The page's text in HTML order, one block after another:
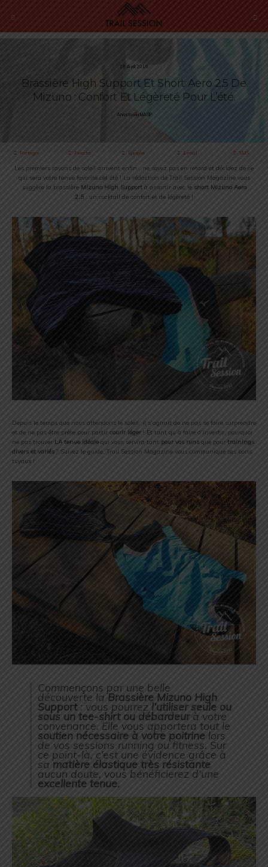
18 Avril 2018
Brassière High Support Et Short Aero 2.5 De
Mizuno : Confort Et Légèreté Pour L’été.
Anastasiia MASIP
Partager Tweeter Épingler E-mail SMS
Les premiers rayons de soleil arrivent enfin : ne soyez pas en retard et décidez de ce
qui sera votre tenue favorite cet été ! La rédaction de Trail Session Magazine vous
suggère la brassière Mizuno High Support à assortir avec leshort Mizuno Aero
2.5 : un cocktail de confort et de légèreté !
Depuis le temps que nous attendons le soleil, il s’agirait de ne pas se faire surprendre
et de ne pas être prête pour partir courir léger ! Et tant qu’à faire d’investir, pourquoi
ne pas trouver LA tenue idéale qui vous servira tant pour vos runs que pour trainings
divers et variés ? Suivez le guide, Trail Session Magazine vous communique ses bons
tuyaux !
Commençons par une belle
découverte laBrassière Mizuno High
Support : vous pourrez l’utiliser seule ou
sous un tee-shirt ou débardeurà votre
convenance. Elle vous apportera tout le
soutien nécessaire à votre poitrine lors
de vos sessions running ou fitness. Sur
ce point-là, c’est une évidence grâce à
sa matière élastique très résistante
aucun doute, vous bénéficierez d’une
excellente tenue.